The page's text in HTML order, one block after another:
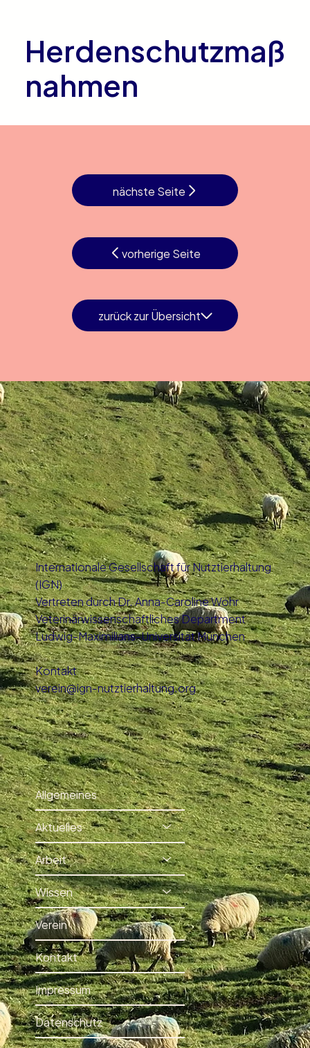
Herdenschutzmaß
nahmen
vorherige Seite
zurück zur Übersicht
nächste Seite
Internationale Gesellschaft für Nutztierhaltung
(IGN)
Vertreten durch Dr. Anna-Caroline Wöhr
Veterinärwissenschaftliches Department
Ludwig-Maximilians-Universität München
Kontakt
verein@ign-nutztierhaltung.org
Allgemeines
Aktuelles
Arbeit
Wissen
Verein
Kontakt
Impressum
Datenschutz